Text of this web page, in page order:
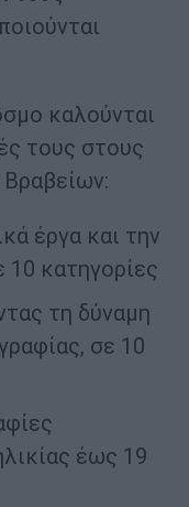
καλούνται
τους στους
έργα και την
10 κατηγορίες
τη δύναμη
σε 10
έως 19